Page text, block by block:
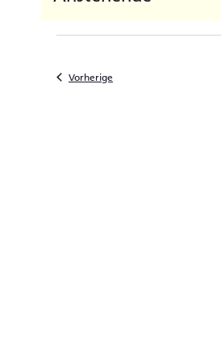
auswählen.
Vorherige